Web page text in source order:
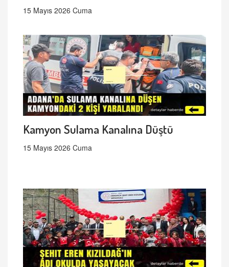
15 Mayıs 2026 Cuma
Kamyon Sulama Kanalına Düştü
15 Mayıs 2026 Cuma